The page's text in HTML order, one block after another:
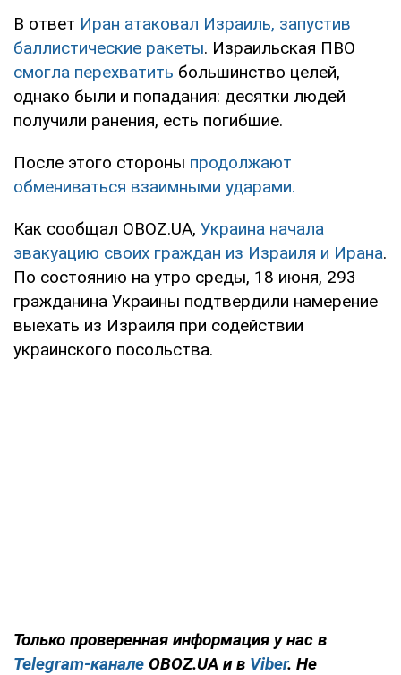
В ответ Иран атаковал Израиль, запустив
баллистические ракеты. Израильская ПВО
смогла перехватить большинство целей,
однако были и попадания: десятки людей
получили ранения, есть погибшие.
После этого стороны продолжают
обмениваться взаимными ударами.
Как сообщал OBOZ.UA, Украина начала
эвакуацию своих граждан из Израиля и Ирана.
По состоянию на утро среды, 18 июня, 293
гражданина Украины подтвердили намерение
выехать из Израиля при содействии
украинского посольства.
Только проверенная информация у нас в
Telegram-канале OBOZ.UA и в Viber. Не